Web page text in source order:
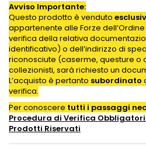
Avviso Importante:
Questo prodotto è venduto
appartenente alle Forze
verifica della relativa
identificativo) o dell’indirizzo di
riconosciute (caserme, questure o
collezionisti, sarà richiesto un
L’acquisto è pertanto subordinato
verifica.
Per conoscere tutti i passaggi
Procedura di Verifica
Prodotti Riservati